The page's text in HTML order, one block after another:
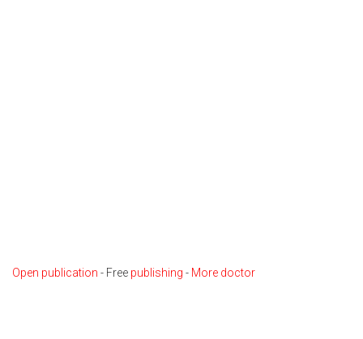
Open publication - Free publishing - More doctor